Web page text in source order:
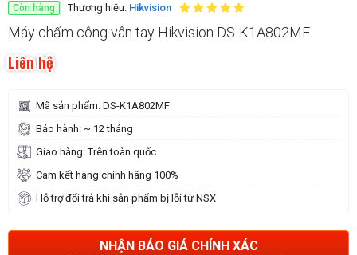
Còn hàng Thương hiệu: Hikvision
Máy chấm công vân tay Hikvision DS-K1A802MF
Liên hệ
Mã sản phẩm: DS-K1A802MF
Bảo hành: ~ 12 tháng
Giao hàng: Trên toàn quốc
Cam kết hàng chính hãng 100%
Hỗ trợ đổi trả khi sản phẩm bị lỗi từ NSX
NHẬN BÁO GIÁ CHÍNH XÁC